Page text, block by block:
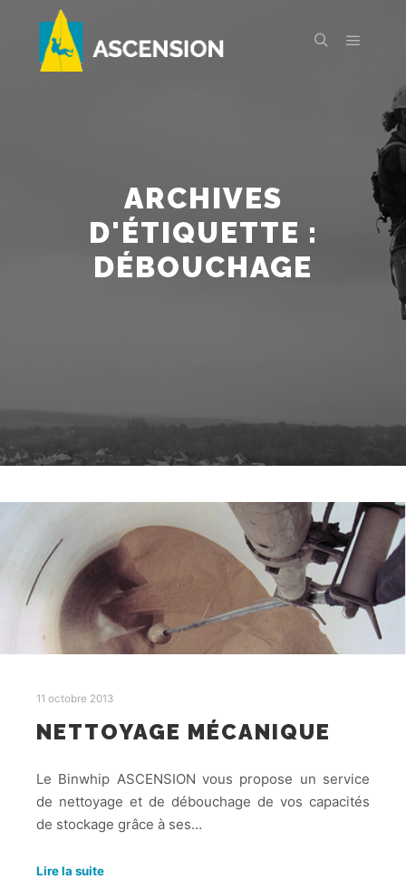
ARCHIVES
D'ÉTIQUETTE :
DÉBOUCHAGE
11 octobre 2013
NETTOYAGE MÉCANIQUE
Le Binwhip ASCENSION vous propose un service
de nettoyage et de débouchage de vos capacités
de stockage grâce à ses…
Lire la suite